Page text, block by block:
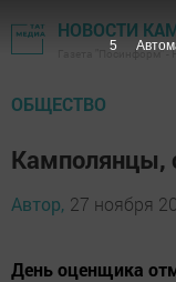
НОВОСТИ
Газета "Посинформ"
ОБЩЕСТВО
Камполянцы,
Автор, 27 ноября
День оценщика
4